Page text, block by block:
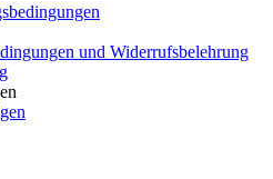
und Widerrufsbelehrung